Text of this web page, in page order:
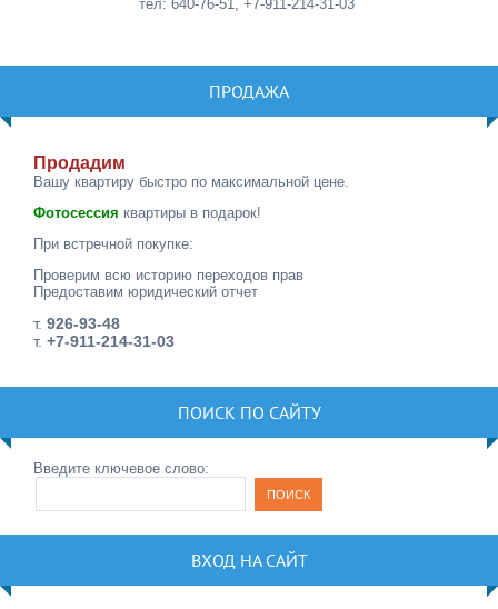
тел: 640-76-51, +7-911-214-31-03
ПРОДАЖА
Продадим
Вашу квартиру быстро по максимальной цене.
Фотосессия квартиры в подарок!
При встречной покупке:
Проверим всю историю переходов прав
Предоставим юридический отчет
т. 926-93-48
т. +7-911-214-31-03
ПОИСК ПО САЙТУ
Введите ключевое слово:
ВХОД НА САЙТ